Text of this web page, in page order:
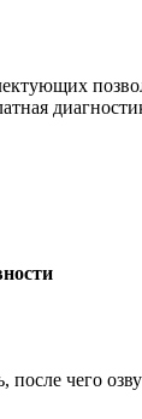
после чего